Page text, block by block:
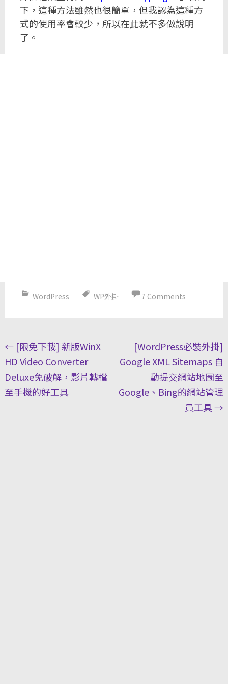
下，這種方法雖然也很簡單，但我認為這種方
式的使用率會較少，所以在此就不多做說明
了。
WordPress WP外掛 7 Comments
Post
navigation
←[限免下載] 新版WinX
HD Video Converter
Deluxe免破解，影片轉檔
至手機的好工具
[WordPress必裝外掛]
Google XML Sitemaps 自
動提交網站地圖至
Google、Bing的網站管理
員工具→